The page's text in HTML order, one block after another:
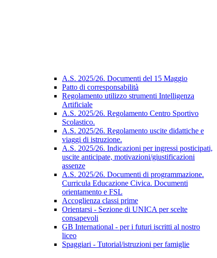
A.S. 2025/26. Documenti del 15 Maggio
Patto di corresponsabilità
Regolamento utilizzo strumenti Intelligenza
Artificiale
A.S. 2025/26. Regolamento Centro Sportivo
Scolastico.
A.S. 2025/26. Regolamento uscite didattiche e
viaggi di istruzione.
A.S. 2025/26. Indicazioni per ingressi posticipati,
uscite anticipate, motivazioni/giustificazioni
assenze
A.S. 2025/26. Documenti di programmazione.
Curricula Educazione Civica. Documenti
orientamento e FSL
Accoglienza classi prime
Orientarsi - Sezione di UNICA per scelte
consapevoli
GB International - per i futuri iscritti al nostro
liceo
Spaggiari - Tutorial/istruzioni per famiglie